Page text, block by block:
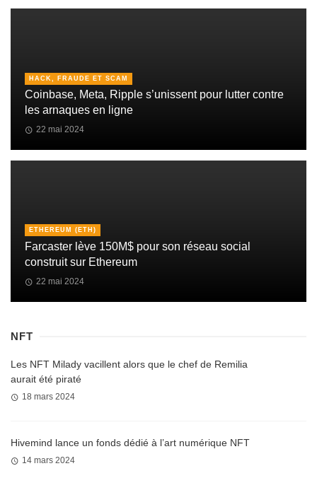
HACK, FRAUDE ET SCAM
Coinbase, Meta, Ripple s’unissent pour lutter contre
les arnaques en ligne
22 mai 2024
ETHEREUM (ETH)
Farcaster lève 150M$ pour son réseau social
construit sur Ethereum
22 mai 2024
NFT
Les NFT Milady vacillent alors que le chef de Remilia
aurait été piraté
18 mars 2024
Hivemind lance un fonds dédié à l’art numérique NFT
14 mars 2024